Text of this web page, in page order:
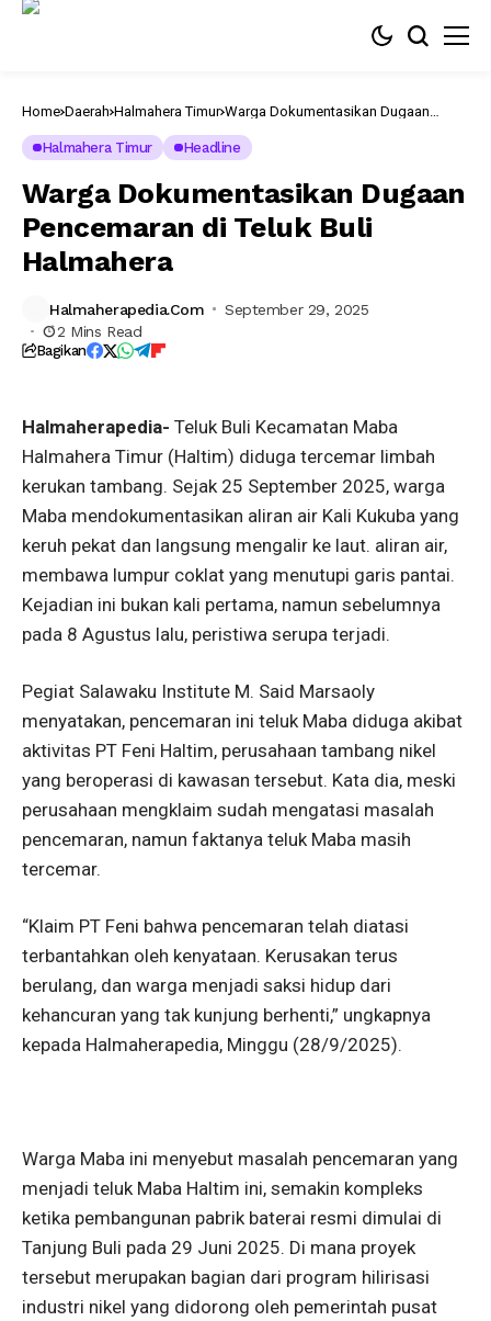
Home Daerah Halmahera Timur Warga Dokumentasikan Dugaan
Halmahera Timur
Headline
Warga Dokumentasikan Dugaan
Pencemaran di Teluk Buli
Halmahera
Halmaherapedia.com
September 29, 2025
2 Mins Read
Bagikan
Kondisi
sungai
teremar
kerukan
Halmaherapedia- Teluk Buli Kecamatan Maba
Halmahera Timur (Haltim) diduga tercemar limbah
kerukan tambang. Sejak 25 September 2025, warga
Maba mendokumentasikan aliran air Kali Kukuba yang
keruh pekat dan langsung mengalir ke laut. aliran air,
membawa lumpur coklat yang menutupi garis pantai.
Kejadian ini bukan kali pertama, namun sebelumnya
pada 8 Agustus lalu, peristiwa serupa terjadi.
Pegiat Salawaku Institute M. Said Marsaoly
menyatakan, pencemaran ini teluk Maba diduga akibat
aktivitas PT Feni Haltim, perusahaan tambang nikel
yang beroperasi di kawasan tersebut. Kata dia, meski
perusahaan mengklaim sudah mengatasi masalah
pencemaran, namun faktanya teluk Maba masih
tercemar.
“Klaim PT Feni bahwa pencemaran telah diatasi
terbantahkan oleh kenyataan. Kerusakan terus
berulang, dan warga menjadi saksi hidup dari
kehancuran yang tak kunjung berhenti,” ungkapnya
kepada Halmaherapedia, Minggu (28/9/2025).
Warga Maba ini menyebut masalah pencemaran yang
menjadi teluk Maba Haltim ini, semakin kompleks
ketika pembangunan pabrik baterai resmi dimulai di
Tanjung Buli pada 29 Juni 2025. Di mana proyek
tersebut merupakan bagian dari program hilirisasi
industri nikel yang didorong oleh pemerintah pusat